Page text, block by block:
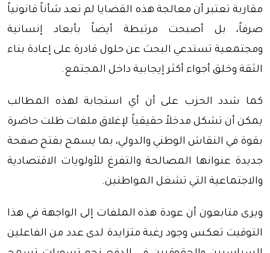
مقاربة تعتبر أن معالجة هذه القضايا لم تعد شأناً قانونياً
صرفاً، بل أصبحت مرتبطة أيضاً بأبعاد إنسانية
ومجتمعية تستدعي البحث عن حلول قادرة على إعادة بناء
الثقة وخلق أجواء أكثر إيجابية داخل المجتمع.
كما شدد الحزب على أن أي استجابة لهذه المطالب
يمكن أن تشكل مدخلاً حقيقياً لإغلاق ملفات ظلت حاضرة
بقوة في النقاش الوطني والدولي، بما يسمح بفتح صفحة
جديدة عنوانها المصالحة والتفرغ للأولويات الاقتصادية
والاجتماعية التي تشغل المواطنين.
ويرى متابعون أن عودة هذه الملفات إلى الواجهة في هذا
التوقيت تعكس وجود رغبة متزايدة لدى عدد من الفاعلين